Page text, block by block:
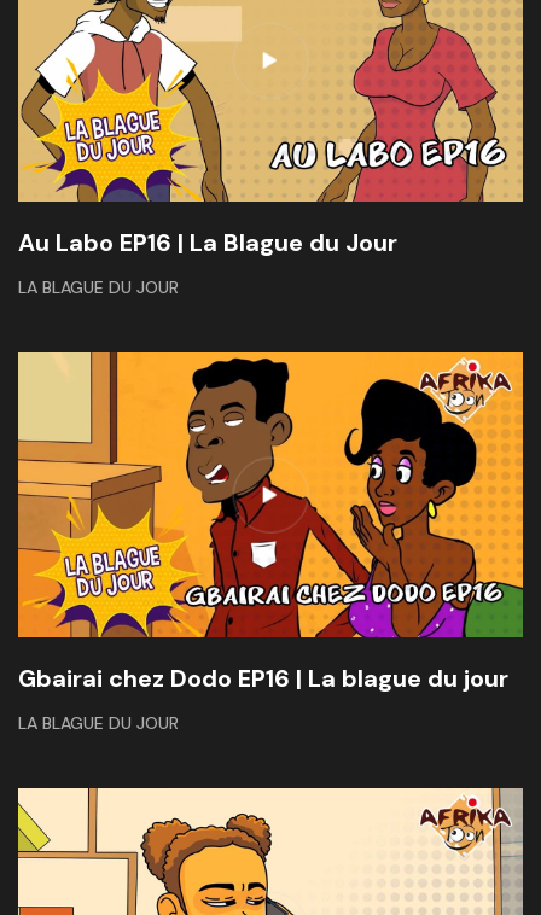
Au Labo EP16 | La Blague du Jour
LA BLAGUE DU JOUR
Gbairai chez Dodo EP16 | La blague du jour
LA BLAGUE DU JOUR